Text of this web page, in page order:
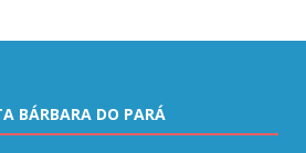
BÁRBARA DO PARÁ